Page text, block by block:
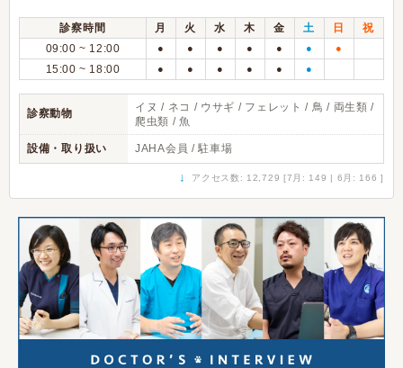
診察時間 月 火 水 木 金 土 日
祝
09:00 ~ 12:00
● ● ● ● ● ● ●
15:00 ~ 18:00 ● ● ● ● ● ●
診察動物
イヌ / ネコ / ウサギ / フェレット / 鳥 / 両生類 /
爬虫類 / 魚
設備・取り扱い JAHA会員 / 駐車場
↓ アクセス数: 12,729 [7月: 149 | 6月: 166 ]